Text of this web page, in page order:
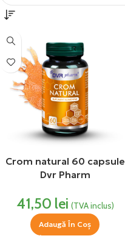
Crom natural 60 capsule
Dvr Pharm
41,50 lei (TVA inclus)
Adaugă În Coș